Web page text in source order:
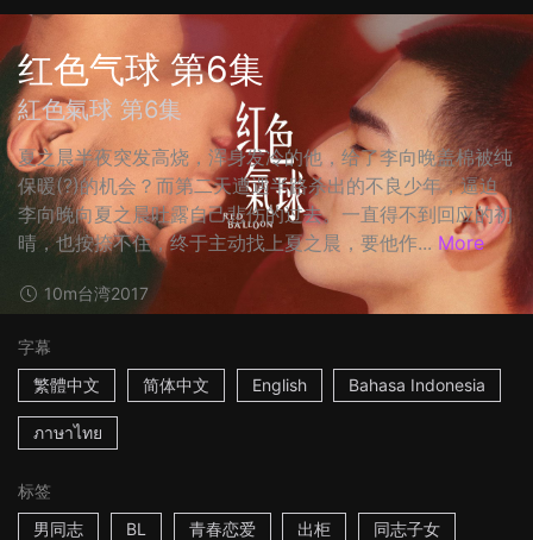
红色气球 第6集
紅色氣球 第6集
夏之晨半夜突发高烧，浑身发冷的他，给了李向晚盖棉被纯
保暖(?)的机会？而第二天遭遇半路杀出的不良少年，逼迫
李向晚向夏之晨吐露自己悲伤的过去。一直得不到回应的初
晴，也按捺不住，终于主动找上夏之晨，要他作... More
10m台湾2017
字幕
繁體中文
简体中文 English Bahasa Indonesia
ภาษาไทย
标签
男同志
BL 青春恋爱 出柜 同志子女